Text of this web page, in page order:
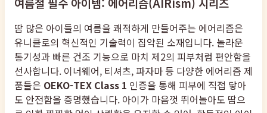
땀 많은 아이들의 여름을 쾌적하게 만들어주는 에어리즘은
유니클로의 혁신적인 기술력이 집약된 소재입니다. 놀라운
통기성과 빠른 건조 기능으로 마치 제2의 피부처럼 편안함을
선사합니다. 이너웨어, 티셔츠, 파자마 등 다양한 에어리즘 제
품들은 OEKO-TEX Class 1 인증을 통해 피부에 직접 닿아
도 안전함을 증명했습니다. 아이가 마음껏 뛰어놀아도 땀으